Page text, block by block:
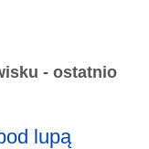
- ostatnio
lupą